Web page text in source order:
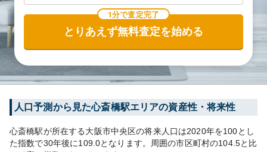
1分で査定完了
とりあえず無料査定を始める
人口予測から見た心斎橋駅エリアの資産性・将来性
心斎橋駅が所在する大阪市中央区の将来人口は2020年を100とし
た指数で30年後に109.0となります。 周囲の市区町村の104.5と比